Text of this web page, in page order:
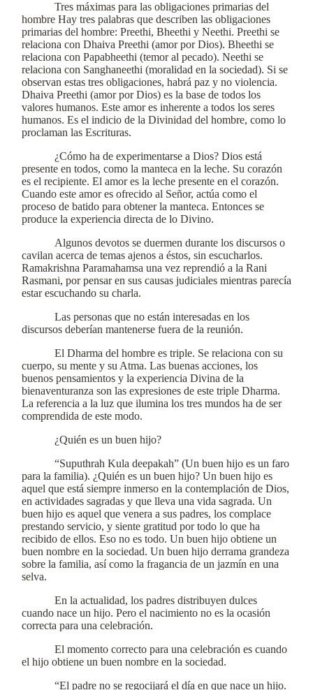
Tres máximas para las obligaciones primarias del
hombre Hay tres palabras que describen las obligaciones
primarias del hombre: Preethi, Bheethi y Neethi. Preethi se
relaciona con Dhaiva Preethi (amor por Dios). Bheethi se
relaciona con Papabheethi (temor al pecado). Neethi se
relaciona con Sanghaneethi (moralidad en la sociedad). Si se
observan estas tres obligaciones, habrá paz y no violencia.
Dhaiva Preethi (amor por Dios) es la base de todos los
valores humanos. Este amor es inherente a todos los seres
humanos. Es el indicio de la Divinidad del hombre, como lo
proclaman las Escrituras.
¿Cómo ha de experimentarse a Dios? Dios está
presente en todos, como la manteca en la leche. Su corazón
es el recipiente. El amor es la leche presente en el corazón.
Cuando este amor es ofrecido al Señor, actúa como el
proceso de batido para obtener la manteca. Entonces se
produce la experiencia directa de lo Divino.
Algunos devotos se duermen durante los discursos o
cavilan acerca de temas ajenos a éstos, sin escucharlos.
Ramakrishna Paramahamsa una vez reprendió a la Rani
Rasmani, por pensar en sus causas judiciales mientras parecía
estar escuchando su charla.
Las personas que no están interesadas en los
discursos deberían mantenerse fuera de la reunión.
El Dharma del hombre es triple. Se relaciona con su
cuerpo, su mente y su Atma. Las buenas acciones, los
buenos pensamientos y la experiencia Divina de la
bienaventuranza son las expresiones de este triple Dharma.
La referencia a la luz que ilumina los tres mundos ha de ser
comprendida de este modo.
¿Quién es un buen hijo?
“Suputhrah Kula deepakah” (Un buen hijo es un faro
para la familia). ¿Quién es un buen hijo? Un buen hijo es
aquel que está siempre inmerso en la contemplación de Dios,
en actividades sagradas y que lleva una vida sagrada. Un
buen hijo es aquel que venera a sus padres, los complace
prestando servicio, y siente gratitud por todo lo que ha
recibido de ellos. Eso no es todo. Un buen hijo obtiene un
buen nombre en la sociedad. Un buen hijo derrama grandeza
sobre la familia, así como la fragancia de un jazmín en una
selva.
En la actualidad, los padres distribuyen dulces
cuando nace un hijo. Pero el nacimiento no es la ocasión
correcta para una celebración.
El momento correcto para una celebración es cuando
el hijo obtiene un buen nombre en la sociedad.
“El padre no se regocijará el día en que nace un hijo.